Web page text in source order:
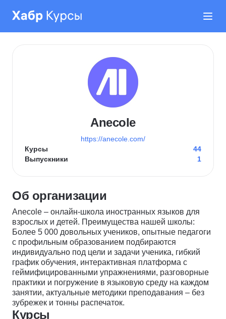
Anecole
https://anecole.com/
Курсы
44
Выпускники
1
Об организации
Anecole – онлайн-школа иностранных языков для
взрослых и детей. Преимущества нашей школы:
Более 5 000 довольных учеников, опытные педагоги
с профильным образованием подбираются
индивидуально под цели и задачи ученика, гибкий
график обучения, интерактивная платформа с
геймифицированными упражнениями, разговорные
практики и погружение в языковую среду на каждом
занятии, актуальные методики преподавания – без
зубрежек и тонны распечаток.
Курсы